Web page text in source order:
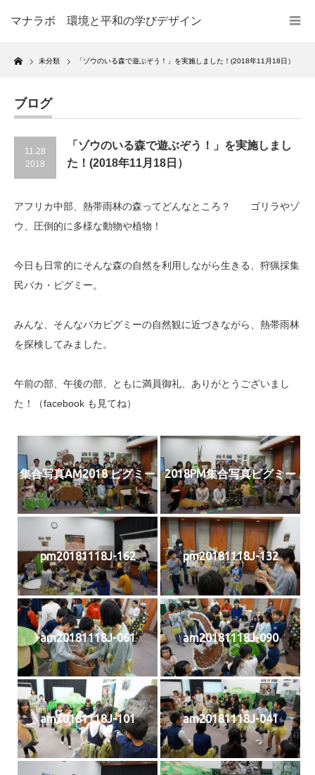
マナラボ 環境と平和の学びデザイン
Home
未分類 「ゾウのいる森で遊ぶぞう！」を実施しました！(2018年11月18日）
ブログ
11.28
2018
「ゾウのいる森で遊ぶぞう！」を実施しまし
た！(2018年11月18日）
アフリカ中部、熱帯雨林の森ってどんなところ？ ゴリラやゾ
ウ、圧倒的に多様な動物や植物！
今日も日常的にそんな森の自然を利用しながら生きる、狩猟採集
民バカ・ピグミー。
みんな、そんなバカピグミーの自然観に近づきながら、熱帯雨林
を探検してみました。
午前の部、午後の部、ともに満員御礼、ありがとうございまし
た！（facebook も見てね）
集合写真AM2018 ピグミー 2018PM集合写真ピグミー
pm20181118J-162 pm20181118J-132
am20181118J-061 am20181118J-090
am20181118J-101 am20181118J-041